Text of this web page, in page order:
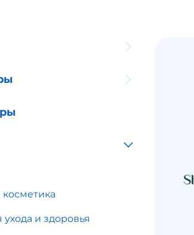
ухода и здоровья